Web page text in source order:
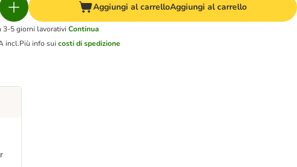
Aggiungi al carrelloAggiungi al carrello
3-5 giorni lavorativi Continua
incl.Più info suicosti di spedizione